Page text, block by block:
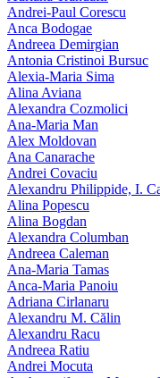
Andrei-Paul Corescu
Anca Bodogae
Andreea Demirgian
Antonia Cristinoi Bursuc
Alexia-Maria Sima
Alina Aviana
Alexandra Cozmolici
Ana-Maria Man
Alex Moldovan
Ana Canarache
Andrei Covaciu
Alexandru Philippide, I.
Alina Popescu
Alina Bogdan
Alexandra Columban
Andreea Caleman
Ana-Maria Tamas
Anca-Maria Panoiu
Adriana Cirlanaru
Alexandru M. Călin
Alexandru Racu
Andreea Ratiu
Andrei Mocuta